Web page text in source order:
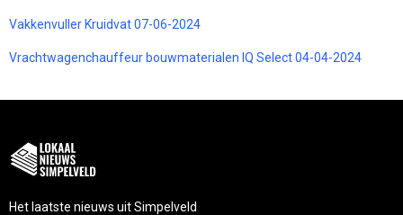
Vakkenvuller Kruidvat 07-06-2024
Vrachtwagenchauffeur bouwmaterialen IQ Select 04-04-2024
Het laatste nieuws uit Simpelveld